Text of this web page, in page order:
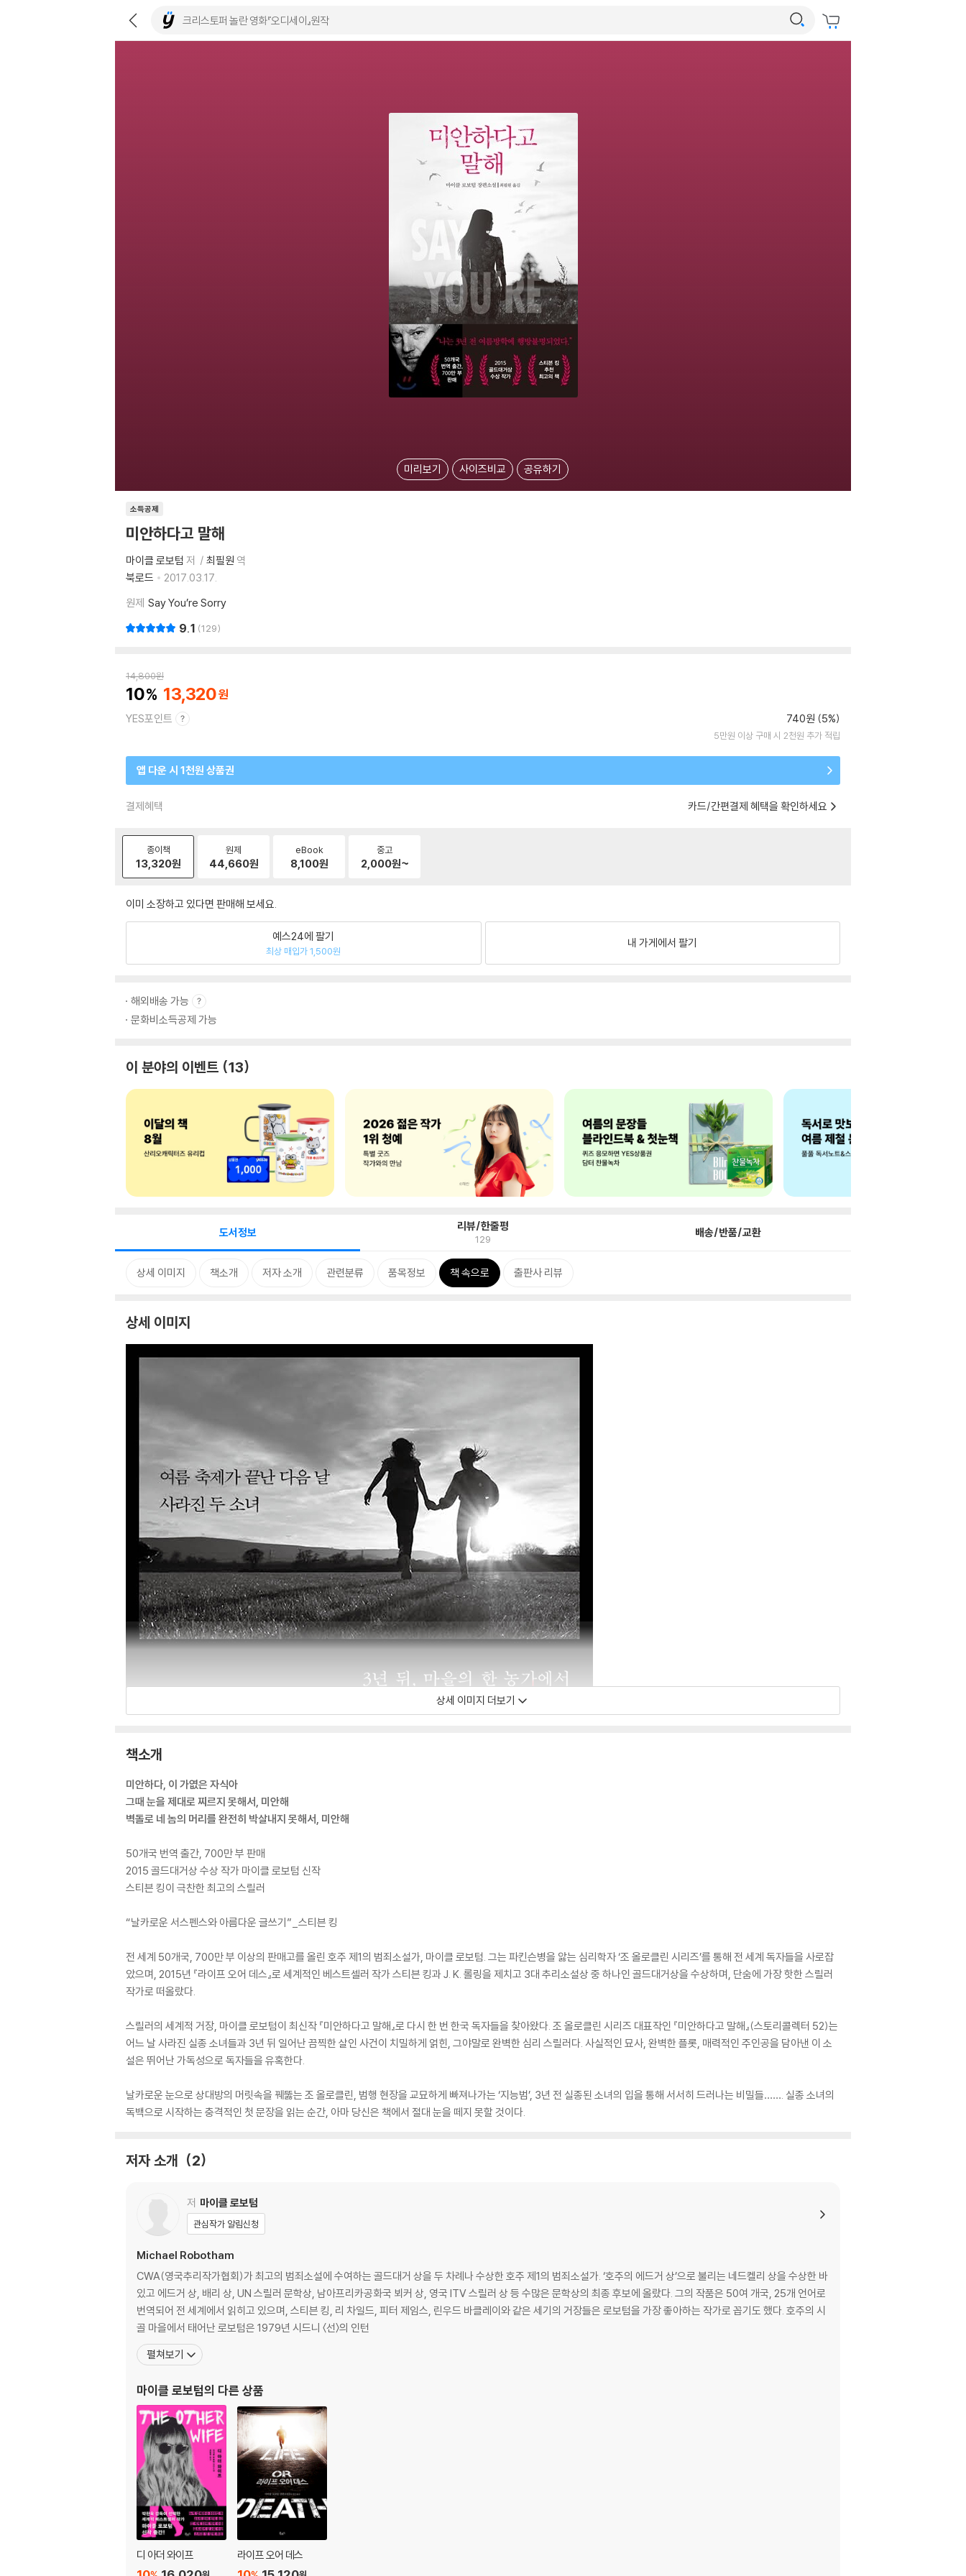
미리보기 사이즈비교 공유하기
소득공제
미안하다고 말해
마이클 로보텀 저 최필원 역
북로드
2017.03.17.
원제 Say You’re Sorry
9.1 129
14,800원
10 13,320
YES포인트 740원 (5%)
5만원 이상 구매 시 2천원 추가 적립
앱 다운 시 1천원 상품권
결제혜택 카드/간편결제 혜택을 확인하세요
종이책
13,320원
원제
44,660원
eBook
8,100원
중고
2,000원~
이미 소장하고 있다면 판매해 보세요.
예스24에 팔기
최상 매입가 1,500원
내 가게에서 팔기
해외배송 가능
문화비소득공제 가능
이 분야의 이벤트 13
도서정보 리뷰/한줄평
129 배송/반품/교환
상세 이미지 책소개 저자 소개 관련분류 품목정보 책 속으로 출판사 리뷰
상세 이미지
상세 이미지 더보기
책소개
미안하다, 이 가엾은 자식아
그때 눈을 제대로 찌르지 못해서, 미안해
벽돌로 네 놈의 머리를 완전히 박살내지 못해서, 미안해
50개국 번역 출간, 700만 부 판매
2015 골드대거상 수상 작가 마이클 로보텀 신작
스티븐 킹이 극찬한 최고의 스릴러
“날카로운 서스펜스와 아름다운 글쓰기”_스티븐 킹
전 세계 50개국, 700만 부 이상의 판매고를 올린 호주 제1의 범죄소설가, 마이클 로보텀. 그는 파킨슨병을 앓는 심리학자 ‘조 올로클린 시리즈’를 통해 전 세계 독자들을 사로잡
았으며, 2015년 『라이프 오어 데스』로 세계적인 베스트셀러 작가 스티븐 킹과 J. K. 롤링을 제치고 3대 추리소설상 중 하나인 골드대거상을 수상하며, 단숨에 가장 핫한 스릴러
작가로 떠올랐다.
스릴러의 세계적 거장, 마이클 로보텀이 최신작 『미안하다고 말해』로 다시 한 번 한국 독자들을 찾아왔다. 조 올로클린 시리즈 대표작인 『미안하다고 말해』(스토리콜렉터 52)는
어느 날 사라진 실종 소녀들과 3년 뒤 일어난 끔찍한 살인 사건이 치밀하게 얽힌, 그야말로 완벽한 심리 스릴러다. 사실적인 묘사, 완벽한 플롯, 매력적인 주인공을 담아낸 이 소
설은 뛰어난 가독성으로 독자들을 유혹한다.
날카로운 눈으로 상대방의 머릿속을 꿰뚫는 조 올로클린, 범행 현장을 교묘하게 빠져나가는 ‘지능범’, 3년 전 실종된 소녀의 입을 통해 서서히 드러나는 비밀들……. 실종 소녀의
독백으로 시작하는 충격적인 첫 문장을 읽는 순간, 아마 당신은 책에서 절대 눈을 떼지 못할 것이다.
저자 소개 2
저 마이클 로보텀
관심작가 알림신청
Michael Robotham
CWA(영국추리작가협회)가 최고의 범죄소설에 수여하는 골드대거 상을 두 차례나 수상한 호주 제1의 범죄소설가. ‘호주의 에드거 상’으로 불리는 네드켈리 상을 수상한 바
있고 에드거 상, 배리 상, UN 스릴러 문학상, 남아프리카공화국 뵈커 상, 영국 ITV 스릴러 상 등 수많은 문학상의 최종 후보에 올랐다. 그의 작품은 50여 개국, 25개 언어로
번역되어 전 세계에서 읽히고 있으며, 스티븐 킹, 리 차일드, 피터 제임스, 린우드 바클레이와 같은 세기의 거장들은 로보텀을 가장 좋아하는 작가로 꼽기도 했다. 호주의 시
골 마을에서 태어난 로보텀은 1979년 시드니 〈선〉의 인턴
펼쳐보기
마이클 로보텀의 다른 상품
디 아더 와이프 라이프 오어 데스